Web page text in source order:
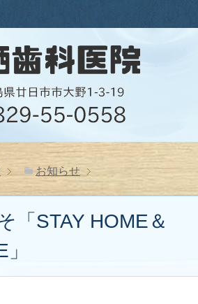
お知らせ
「STAY HOME＆